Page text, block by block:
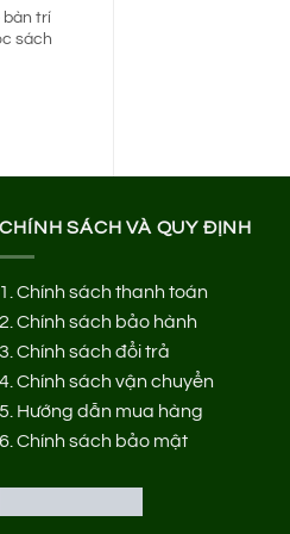
bàn trí
sách
CHÍNH SÁCH VÀ QUY ĐỊNH
1.Chính sách thanh toán
2.Chính sách bảo hành
3.Chính sách đổi trả
4.Chính sách vận chuyển
5. Hướng dẫn mua hàng
6.Chính sách bảo mật